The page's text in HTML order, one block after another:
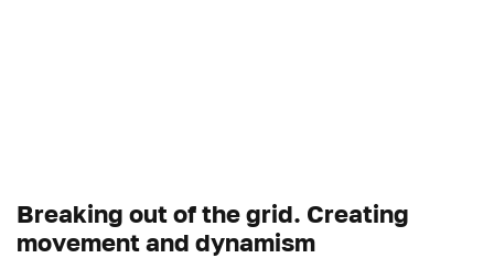
Breaking out of the grid. Creating
movement and dynamism